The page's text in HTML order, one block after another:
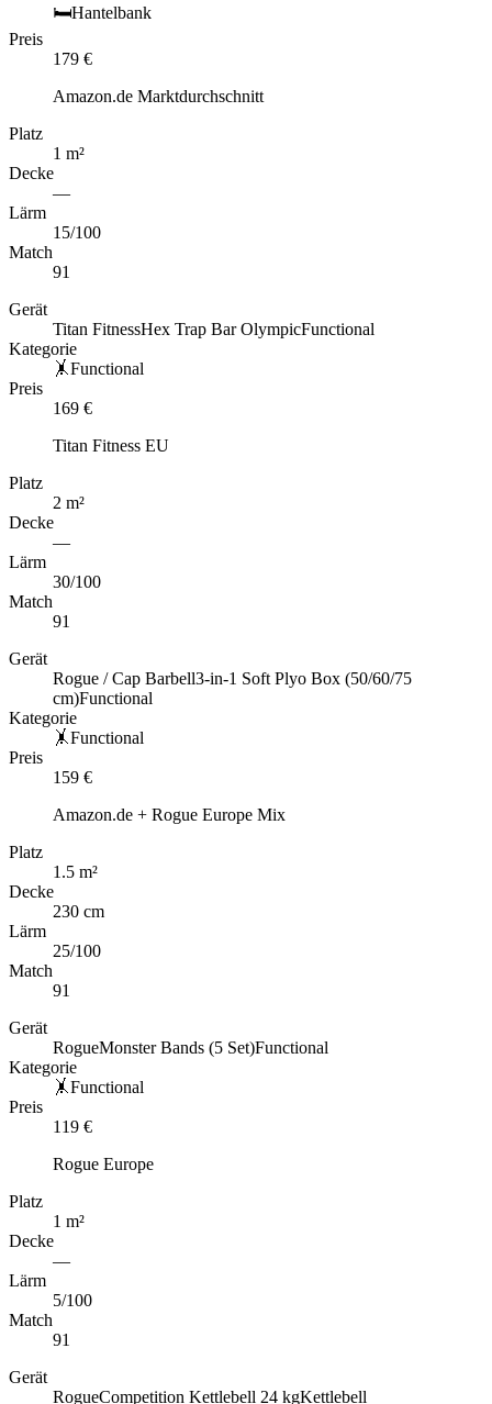
🛏️Hantelbank
Preis
179 €
Amazon.de Marktdurchschnitt
Platz
1 m²
Decke
—
Lärm
15/100
Match
91
Gerät
Titan FitnessHex Trap Bar OlympicFunctional
Kategorie
🤸Functional
Preis
169 €
Titan Fitness EU
Platz
2 m²
Decke
—
Lärm
30/100
Match
91
Gerät
Rogue / Cap Barbell3-in-1 Soft Plyo Box (50/60/75
cm)Functional
Kategorie
🤸Functional
Preis
159 €
Amazon.de + Rogue Europe Mix
Platz
1.5 m²
Decke
230 cm
Lärm
25/100
Match
91
Gerät
RogueMonster Bands (5 Set)Functional
Kategorie
🤸Functional
Preis
119 €
Rogue Europe
Platz
1 m²
Decke
—
Lärm
5/100
Match
91
Gerät
RogueCompetition Kettlebell 24 kgKettlebell